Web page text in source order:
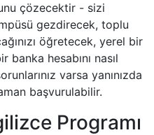
çözecektir - sizi
gezdirecek, toplu
öğretecek, yerel bir
banka hesabını nasıl
varsa yanınızda
başvurulabilir.
Programı